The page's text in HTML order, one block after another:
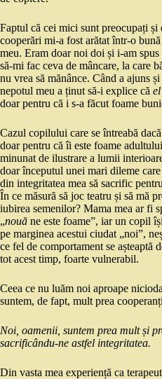
Faptul că cei mici sunt preocupați și
cooperări mi-a fost arătat într-o
meu. Eram doar noi doi și i-am
să-mi fac ceva de mâncare, la care
nu vrea să mănânce. Când a ajuns
nepotul meu a ținut să-i explice că el
doar pentru că i s-a făcut foame
Cazul copilului care se întreabă
doar pentru că îi este foame
minunat de ilustrare a lumii
doar începutul unei mari dileme
din integritatea mea să sacrific
În ce măsură să joc teatru și să mă
iubirea semenilor? Mama mea ar fi
„nouă ne este foame”, iar un copil
pe marginea acestui ciudat „noi”,
ce fel de comportament se așteaptă
tot acest timp, foarte vulnerabil.
Ceea ce nu luăm noi aproape
suntem, de fapt, mult prea
Noi, oamenii, suntem prea mult și
sacrificându-ne astfel integritatea.
Din vasta mea experiență ca